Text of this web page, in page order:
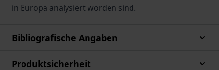
in Europa analysiert worden sind.
Bibliografische Angaben
Produktsicherheit